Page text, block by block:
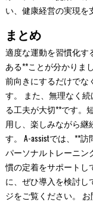
い、健康経営の実現を
まとめ
適度な運動を習慣化す
ある**ことが分かりま
前向きにするだけでな
す。 また、無理なく
る工夫が大切**です。
用し、楽しみながら継
す。 A-assistでは、**
パーソナルトレーニン
慣の定着をサポートし
に、ぜひ導入を検討し
ジをご覧ください。